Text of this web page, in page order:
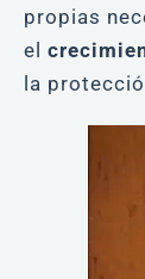
propias
el
la